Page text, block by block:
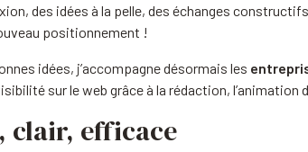
des idées à la pelle, des échanges
positionnement !
idées, j’accompagne désormais les
sur le web grâce à la rédaction,
clair, efficace